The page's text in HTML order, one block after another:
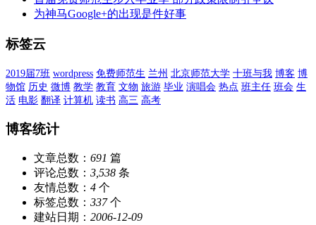
为神马Google+的出现是件好事
标签云
2019届7班 wordpress 免费师范生 兰州 北京师范大学 十班与我 博客 博
物馆 历史 微博 教学 教育 文物 旅游 毕业 演唱会 热点 班主任 班会 生
活 电影 翻译 计算机 读书 高三 高考
博客统计
文章总数： 691 篇
评论总数： 3,538 条
友情总数： 4 个
标签总数： 337个
建站日期： 2006-12-09